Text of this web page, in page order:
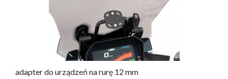
adapter do urządzeń na rurę 12 mm